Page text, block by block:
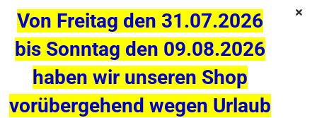
Von Freitag den 31.07.2026
bis Sonntag den 09.08.2026
haben wir unseren Shop
vorübergehend wegen Urlaub
Jebao / Jecod DP-4S Erweiterungsmodul , 4 Kanal
Dosierpumpe